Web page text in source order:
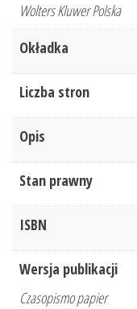
Wolters Kluwer Polska
Okładka
Liczba stron
Opis
Stan prawny
ISBN
Wersja publikacji
Czasopismo papier